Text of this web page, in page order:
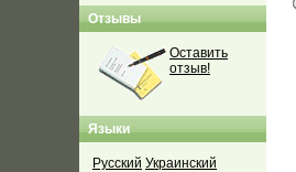
Отзывы
Оставить
отзыв!
Языки
Русский Украинский